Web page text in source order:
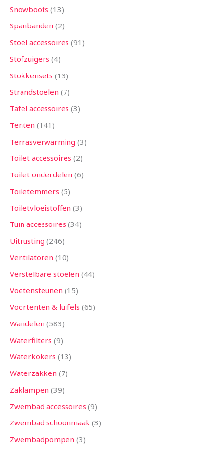
Snowboots 13
Spanbanden 2
Stoel accessoires 91
Stofzuigers 4
Stokkensets 13
Strandstoelen 7
Tafel accessoires 3
Tenten 141
Terrasverwarming 3
Toilet accessoires 2
Toilet onderdelen 6
Toiletemmers 5
Toiletvloeistoffen 3
Tuin accessoires 34
Uitrusting 246
Ventilatoren 10
Verstelbare stoelen 44
Voetensteunen 15
Voortenten & luifels 65
Wandelen 583
Waterfilters 9
Waterkokers 13
Waterzakken 7
Zaklampen 39
Zwembad accessoires 9
Zwembad schoonmaak 3
Zwembadpompen 3